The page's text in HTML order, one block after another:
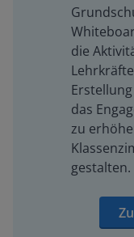
die
das
zu
gestalten.